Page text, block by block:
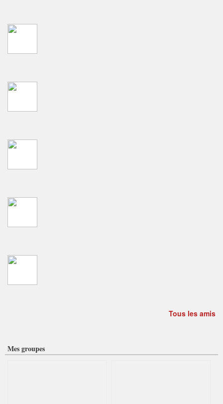
Tous les amis
Mes groupes